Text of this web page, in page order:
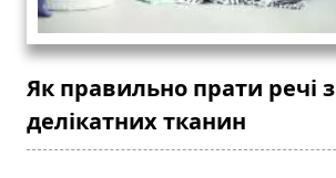
Як правильно прати речі з
делікатних тканин